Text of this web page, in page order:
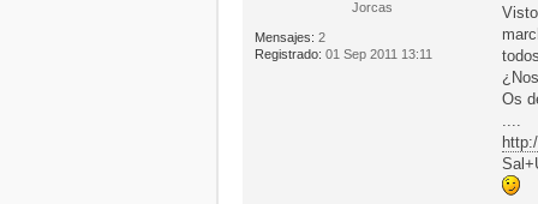
Jorcas
Mensajes: 2
Registrado: 01 Sep 2011 13:11
Os